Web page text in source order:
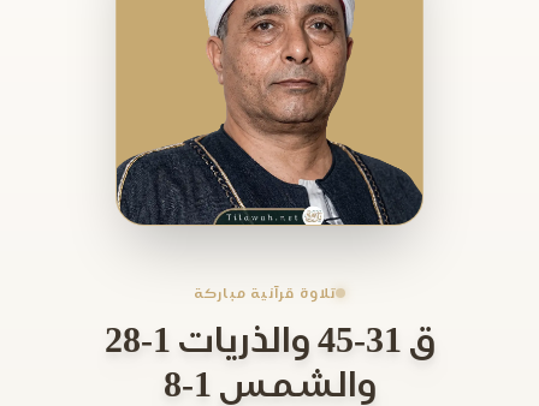
تلاوة قرآنية مباركة
ق 31-45 والذريات 1-28
والشمس 1-8